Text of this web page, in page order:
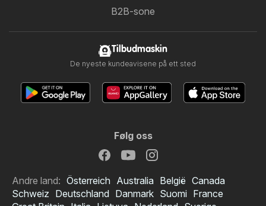
B2B-sone
Tilbudmaskin
De nyeste kundeavisene på ett sted
Følg oss
Andre land: Österreich Australia België Canada
Schweiz Deutschland Danmark Suomi France